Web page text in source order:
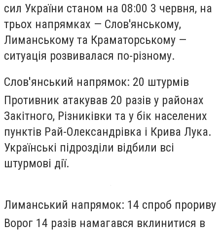
сил України станом на 08:00 3 червня, на
трьох напрямках — Слов'янському,
Лиманському та Краматорському —
ситуація розвивалася по-різному.
Слов'янський напрямок: 20 штурмів
Противник атакував 20 разів у районах
Закітного, Різниківки та у бік населених
пунктів Рай-Олександрівка і Крива Лука.
Українські підрозділи відбили всі
штурмові дії.
Лиманський напрямок: 14 спроб прориву
Ворог 14 разів намагався вклинитися в